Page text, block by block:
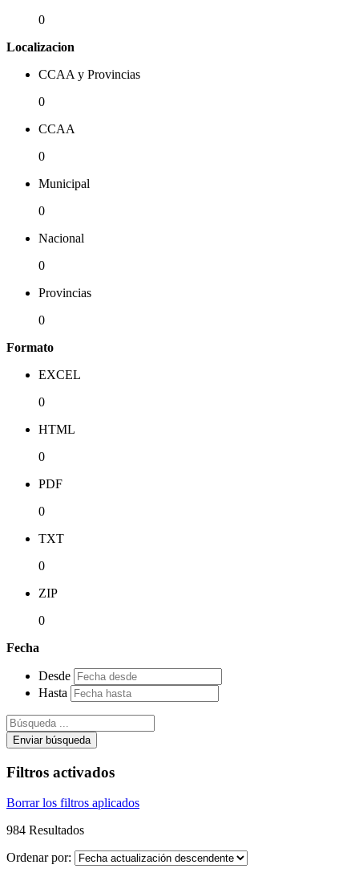
0
Localizacion
CCAA y Provincias
0
CCAA
0
Municipal
0
Nacional
0
Provincias
0
Formato
EXCEL
0
HTML
0
PDF
0
TXT
0
ZIP
0
Fecha
Desde
Hasta
Enviar búsqueda
Filtros activados
Borrar los filtros aplicados
984 Resultados
Ordenar por: